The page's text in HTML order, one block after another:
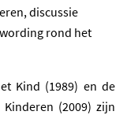
discussie
rond het
Kind (1989) en de
(2009) zijn